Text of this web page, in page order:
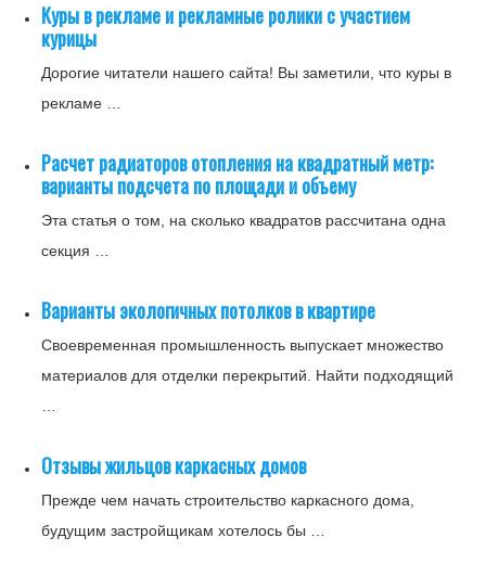
Куры в рекламе и рекламные ролики с участием
курицы
Дорогие читатели нашего сайта! Вы заметили, что куры в
рекламе …
Расчет радиаторов отопления на квадратный метр:
варианты подсчета по площади и объему
Эта статья о том, на сколько квадратов рассчитана одна
секция …
Варианты экологичных потолков в квартире
Своевременная промышленность выпускает множество
материалов для отделки перекрытий. Найти подходящий
Отзывы жильцов каркасных домов
Прежде чем начать строительство каркасного дома,
будущим застройщикам хотелось бы …